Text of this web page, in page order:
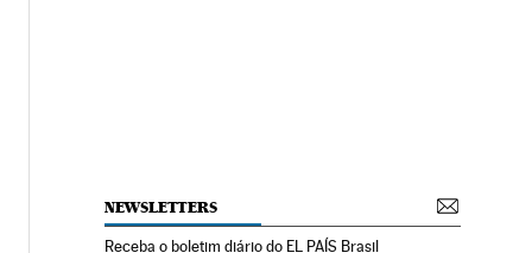
NEWSLETTERS
Receba o boletim diário do EL PAÍS Brasil